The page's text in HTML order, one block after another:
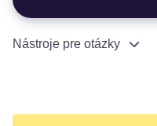
Nástroje pre otázky